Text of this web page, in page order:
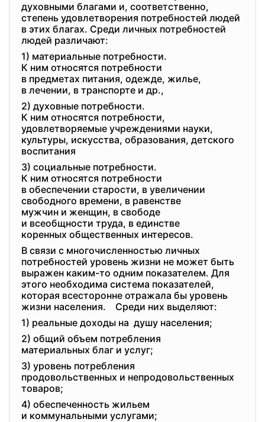
духовными благами и, соответственно,
степень удовлетворения потребностей людей
в этих благах. Среди личных потребностей
людей различают:
1) материальные потребности.
К ним относятся потребности
в предметах питания, одежде, жилье,
в лечении, в транспорте и др.,
2) духовные потребности.
К ним относятся потребности,
удовлетворяемые учреждениями науки,
культуры, искусства, образования, детского
воспитания
3) социальные потребности.
К ним относятся потребности
в обеспечении старости, в увеличении
свободного времени, в равенстве
мужчин и женщин, в свободе
и всеобщности труда, в единстве
коренных общественных интересов.
В связи с многочисленностью личных
потребностей уровень жизни не может быть
выражен каким-то одним показателем. Для
этого необходима система показателей,
которая всесторонне отражала бы уровень
жизни населения. Среди них выделяют:
1) реальные доходы на душу населения;
2) общий объем потребления
материальных благ и услуг;
3) уровень потребления
продовольственных и непродовольственных
товаров;
4) обеспеченность жильем
и коммунальными услугами;